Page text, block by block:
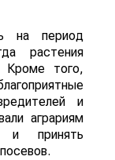
на период
растения
Кроме того,
и
аграриям
и принять